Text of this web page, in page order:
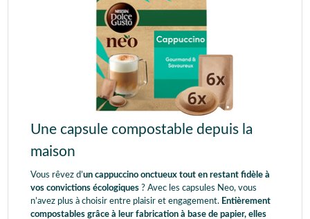
Une capsule compostable depuis la
maison
Vous rêvez d’un cappuccino onctueux tout en restant fidèle à
vos convictions écologiques ? Avec les capsules Neo, vous
n’avez plus à choisir entre plaisir et engagement. Entièrement
compostables grâce à leur fabrication à base de papier, elles